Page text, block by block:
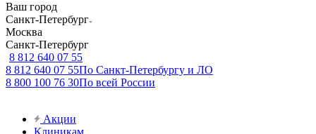
Ваш город
Санкт-Петербург
Москва
Санкт-Петербург
8 812 640 07 55
8 812 640 07 55По Санкт-Петербургу и ЛО
8 800 100 76 30По всей России
Акции
Клиникам